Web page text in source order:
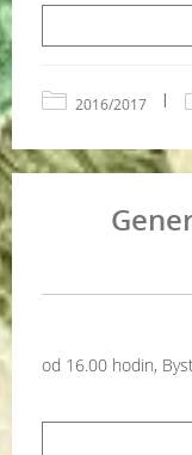
2016/2017 |
od 16.00 hodin,